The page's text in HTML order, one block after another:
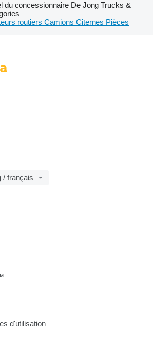
du concessionnaire De Jong Trucks &
routiers Camions Citernes Pièces
/ français
d'utilisation